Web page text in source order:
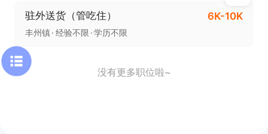
驻外送货（管吃住） 6K-10K
丰州镇 经验不限 学历不限
没有更多职位啦~